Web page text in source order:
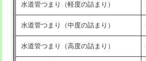
洗面台設置
化粧台設置
追加人工
交換・取付(排水栓・排水トラップ
水道管つまり（軽度の詰まり）
水道管つまり（中度の詰まり）
水道管つまり（高度の詰まり）